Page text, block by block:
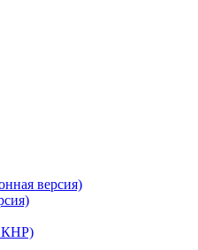
версия)
КНР)